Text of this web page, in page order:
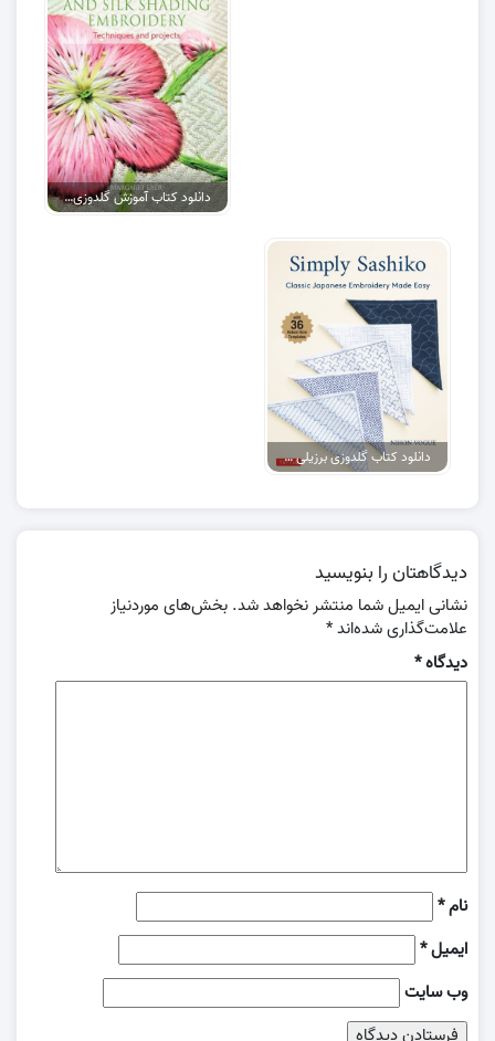
دانلود کتاب آموزش گلدوزی با دست pdf
دانلود کتاب گلدوزی برزیلی pdf
دیدگاهتان را بنویسید
نشانی ایمیل شما منتشر نخواهد شد. بخش‌های موردنیاز
علامت‌گذاری شده‌اند*
دیدگاه*
نام*
ایمیل*
وب‌ سایت